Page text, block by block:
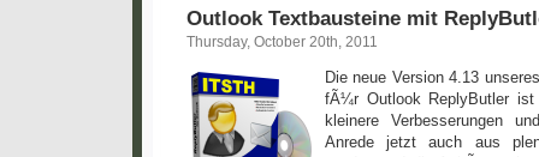
Outlook Textbausteine mit
Thursday, October 20th, 2011
Die neue Version 4.13
fÃ¼r Outlook ReplyButler
kleinere Verbesserungen
Anrede jetzt auch aus